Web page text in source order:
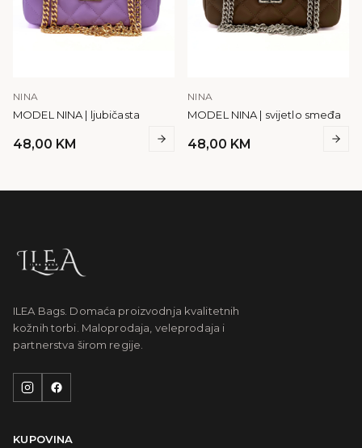
NINA
MODEL NINA | ljubičasta
48,00 KM
NINA
MODEL NINA | svijetlo smeđa
48,00 KM
ILEA Bags. Domaća proizvodnja kvalitetnih
kožnih torbi. Maloprodaja, veleprodaja i
partnerstva širom regije.
KUPOVINA